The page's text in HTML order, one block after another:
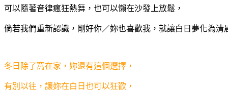
可以隨著音律瘋狂熱舞，也可以懶在沙發上放鬆，
倘若我們重新認識，剛好你／妳也喜歡我，就讓白日夢化為清
冬日除了窩在家，妳還有這個選擇，
有別以往，讓妳在白日也可以狂歡，